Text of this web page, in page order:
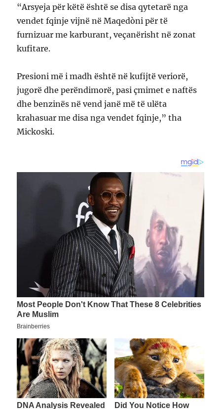
“Arsyeja për këtë është se disa qytetarë nga
vendet fqinje vijnë në Maqedòni për të
furnizuar me karburant, veçanërisht në zonat
kufitare.
Presioni më i madh është në kufijtë veriorë,
jugorë dhe perëndimorë, pasi çmimet e naftës
dhe benzinës në vend janë më të ulëta
krahasuar me disa nga vendet fqinje,” tha
Mickoski.